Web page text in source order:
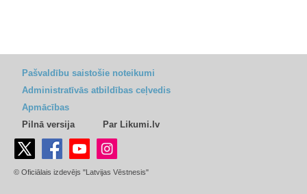
Pašvaldību saistošie noteikumi
Administratīvās atbildības ceļvedis
Apmācības
Pilnā versija
Par Likumi.lv
© Oficiālais izdevējs "Latvijas Vēstnesis"